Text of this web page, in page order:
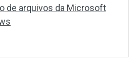
de arquivos da Microsoft